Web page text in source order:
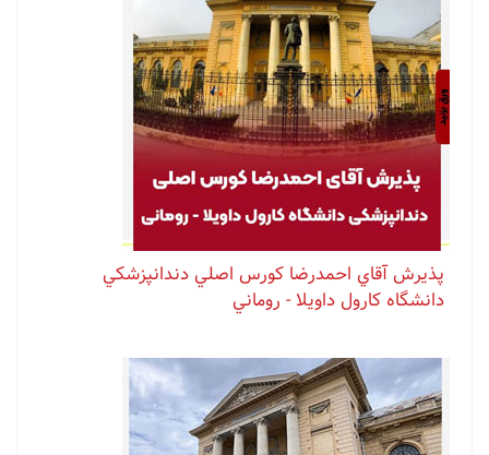
پذيرش آقاي احمدرضا كورس اصلي دندانپزشكي
دانشگاه كارول داويلا - روماني